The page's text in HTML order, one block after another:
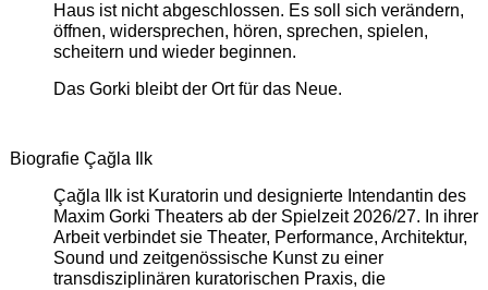
Haus ist nicht abgeschlossen. Es soll sich verändern,
öffnen, widersprechen, hören, sprechen, spielen,
scheitern und wieder beginnen.
Das Gorki bleibt der Ort für das Neue.
Biografie Çağla Ilk
Çağla Ilk ist Kuratorin und designierte Intendantin des
Maxim Gorki Theaters ab der Spielzeit 2026/27. In ihrer
Arbeit verbindet sie Theater, Performance, Architektur,
Sound und zeitgenössische Kunst zu einer
transdisziplinären kuratorischen Praxis, die